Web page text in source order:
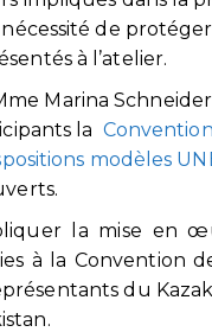
de
à l’atelier.
Marina
la
modèles
la mise en
à la
du